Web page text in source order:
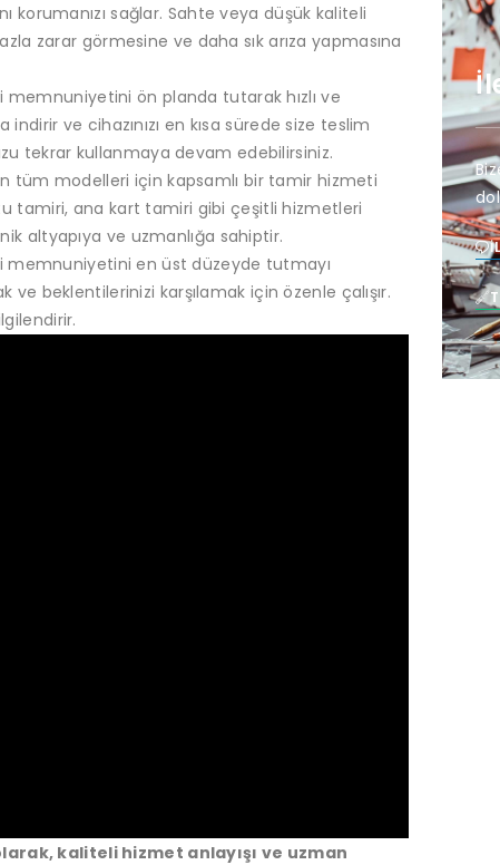
korumanızı sağlar. Sahte veya düşük kaliteli
zarar görmesine ve daha sık arıza yapmasına
ön planda tutarak hızlı ve
ve cihazınızı en kısa sürede size teslim
tekrar kullanmaya devam edebilirsiniz.
tüm modelleri için kapsamlı bir tamir hizmeti
tamiri, ana kart tamiri gibi çeşitli hizmetleri
altyapıya ve uzmanlığa sahiptir.
memnuniyetini en üst düzeyde tutmayı
ve beklentilerinizi karşılamak için özenle çalışır.
kaliteli hizmet anlayışı ve uzman